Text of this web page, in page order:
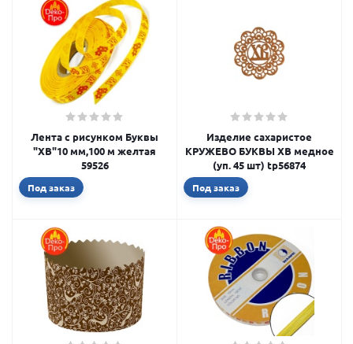
Лента с рисунком Буквы
"ХВ"10 мм,100 м желтая
59526
Под заказ
Изделие сахаристое
КРУЖЕВО БУКВЫ ХВ медное
(уп. 45 шт) tp56874
Под заказ